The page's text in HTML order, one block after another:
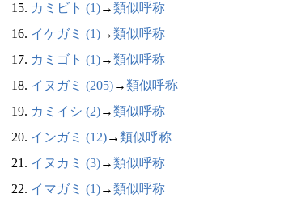
15. カミビト (1)→類似呼称
16. イケガミ (1)→類似呼称
17. カミゴト (1)→類似呼称
18. イヌガミ (205)→類似呼称
19. カミイシ (2)→類似呼称
20. インガミ (12)→類似呼称
21. イヌカミ (3)→類似呼称
22. イマガミ (1)→類似呼称